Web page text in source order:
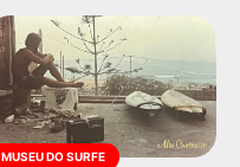
MUSEU DO SURFE